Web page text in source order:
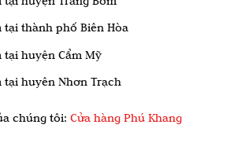
tại thành phố Biên Hòa
huyện Cẩm Mỹ
tại huyên Nhơn Trạch
chúng tôi: Cửa hàng Phú Khang